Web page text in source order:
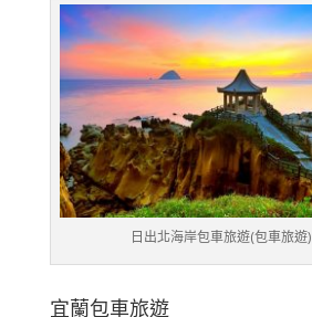
日出北海岸包車旅遊(包車旅遊)
宜蘭包車旅遊